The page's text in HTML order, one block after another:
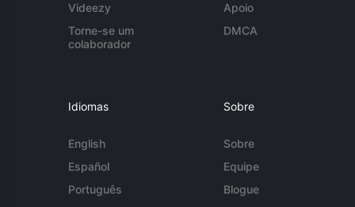
Videezy
Torne-se um
colaborador
Apoio
DMCA
Idiomas
English
Español
Português
Sobre
Sobre
Equipe
Blogue